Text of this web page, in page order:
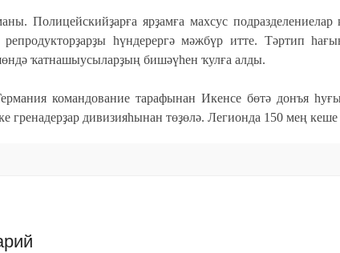
Полицейскийҙарға ярҙамға махсус подразделениелар
һүндерергә мәжбүр итте. Тәртип
ҡатнашыусыларҙың бишәүһен ҡулға алды.
командование тарафынан Икенсе бөтә донъя
гренадерҙар дивизияһынан төҙөлә. Легионда 150 мең кеше